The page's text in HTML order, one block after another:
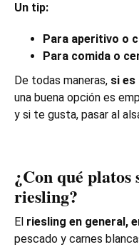
Un tip:
Para aperitivo o
Para comida o
De todas maneras, si es
una buena opción es
y si te gusta, pasar al
¿Con qué
riesling?
El riesling en general,
pescado y carnes